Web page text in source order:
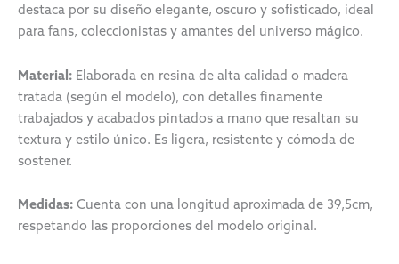
destaca por su diseño elegante, oscuro y sofisticado, ideal
para fans, coleccionistas y amantes del universo mágico.
Material: Elaborada en resina de alta calidad o madera
tratada (según el modelo), con detalles finamente
trabajados y acabados pintados a mano que resaltan su
textura y estilo único. Es ligera, resistente y cómoda de
sostener.
Medidas: Cuenta con una longitud aproximada de 39,5cm,
respetando las proporciones del modelo original.